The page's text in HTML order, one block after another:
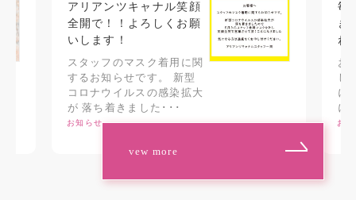
アリアンツキャナル笑顔
全開で！！よろしくお願
いします！
スタッフのマスク着用に関
するお知らせです。 新型
コロナウイルスの感染拡大
が 落ち着きました･･･
お知らせ
毎
き
ね
お
し
に
に
お
vew more